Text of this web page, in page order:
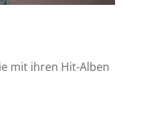
mit ihren Hit-Alben